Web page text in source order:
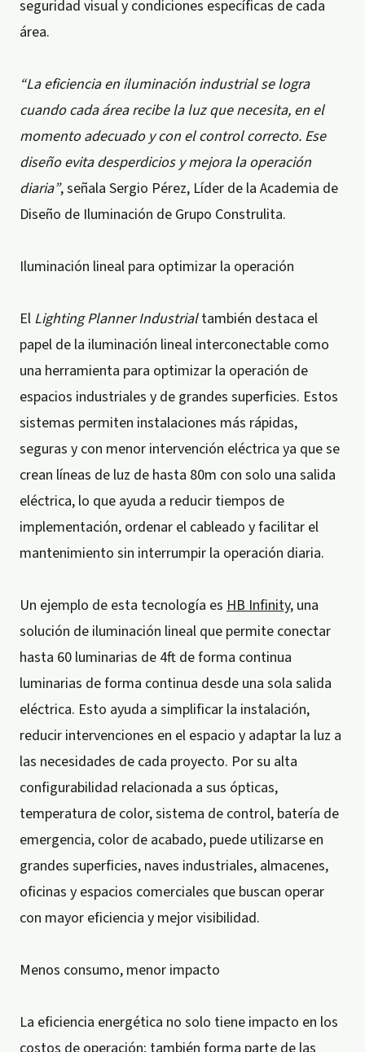
seguridad visual y condiciones específicas de cada
área.
“La eficiencia en iluminación industrial se logra
cuando cada área recibe la luz que necesita, en el
momento adecuado y con el control correcto. Ese
diseño evita desperdicios y mejora la operación
diaria”, señala Sergio Pérez, Líder de la Academia de
Diseño de Iluminación de Grupo Construlita.
Iluminación lineal para optimizar la operación
El Lighting Planner Industrialtambién destaca el
papel de la iluminación lineal interconectable como
una herramienta para optimizar la operación de
espacios industriales y de grandes superficies. Estos
sistemas permiten instalaciones más rápidas,
seguras y con menor intervención eléctrica ya que se
crean líneas de luz de hasta 80m con solo una salida
eléctrica, lo que ayuda a reducir tiempos de
implementación, ordenar el cableado y facilitar el
mantenimiento sin interrumpir la operación diaria.
Un ejemplo de esta tecnología es HB Infinity, una
solución de iluminación lineal que permite conectar
hasta 60 luminarias de 4ft de forma continua
luminarias de forma continua desde una sola salida
eléctrica. Esto ayuda a simplificar la instalación,
reducir intervenciones en el espacio y adaptar la luz a
las necesidades de cada proyecto. Por su alta
configurabilidad relacionada a sus ópticas,
temperatura de color, sistema de control, batería de
emergencia, color de acabado, puede utilizarse en
grandes superficies, naves industriales, almacenes,
oficinas y espacios comerciales que buscan operar
con mayor eficiencia y mejor visibilidad.
Menos consumo, menor impacto
La eficiencia energética no solo tiene impacto en los